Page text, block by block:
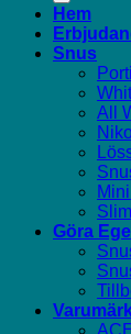
Hem
Snus
All
Göra